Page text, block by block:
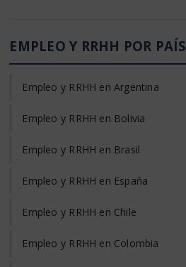
EMPLEO Y RRHH POR PAÍS
Empleo y RRHH en Argentina
Empleo y RRHH en Bolivia
Empleo y RRHH en Brasil
Empleo y RRHH en España
Empleo y RRHH en Chile
Empleo y RRHH en Colombia